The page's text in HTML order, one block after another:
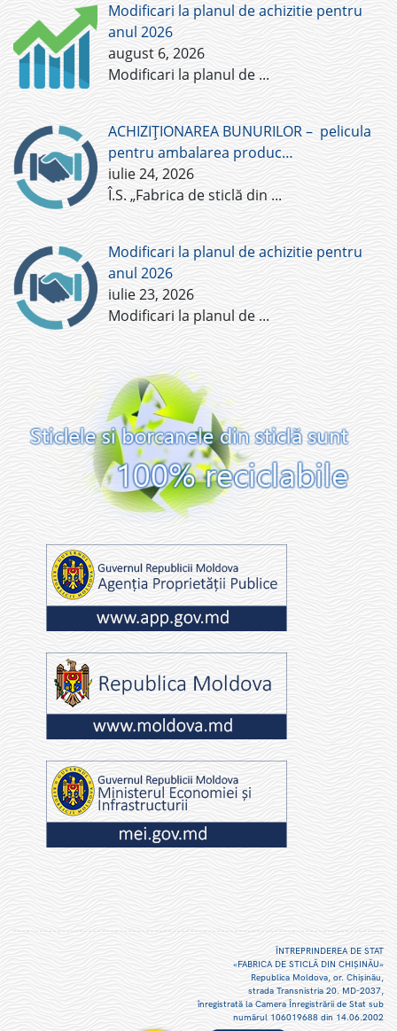
Modificari la planul de achizitie pentru
anul 2026
august 6, 2026
Modificari la planul de ...
ACHIZIȚIONAREA BUNURILOR – pelicula
pentru ambalarea produc…
iulie 24, 2026
Î.S. „Fabrica de sticlă din ...
Modificari la planul de achizitie pentru
anul 2026
iulie 23, 2026
Modificari la planul de ...
ÎNTREPRINDEREA DE STAT
«FABRICA DE STICLĂ DIN CHIŞINĂU»
Republica Moldova, or. Chişinău,
strada Transnistria 20. MD-2037,
înregistrată la Camera Înregistrării de Stat sub
numărul 106019688 din 14.06.2002